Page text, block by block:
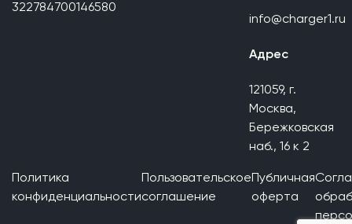
322784700146580
info@charger1.ru
Адрес
121059, г.
Москва,
Бережковская
наб., 16 к 2
Политика
конфиденциальности
Пользовательское
соглашение
Публичная
оферта